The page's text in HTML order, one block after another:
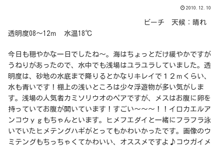
2010.12.10
ビーチ 天候：晴れ
透明度08～12ｍ 水温18℃
今日も穏やかな一日でしたね～。海はちょっとだけ緩やかですが
うねりがあったので、水中でも浅場はユラユラしていました。透
明度は、砂地の水底まで降りるとかなりキレイで１２ｍくらい、
水も青いです！棚上の浅いところは少々浮遊物が多い気がしま
す。浅場の人気者カミソリウオのペアですが、メスはお腹に卵を
持っていてお腹が開いています！すごい～～～！！イロカエルア
ンコウｙｇもちゃんといます。ヒメフエダイと一緒にフラフラ泳
いでいたヒメテングハギがとってもかわいかったです。画像のウ
ミテングもちっちゃくてかわいい、オススメですよ♪コウガイメ